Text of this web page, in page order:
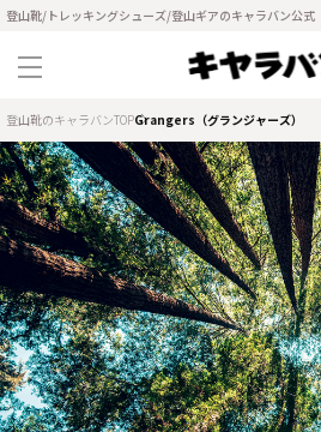
登山靴/トレッキングシューズ/登山ギアのキャラバン公式
登山靴のキャラバンTOPGrangers（グランジャーズ）